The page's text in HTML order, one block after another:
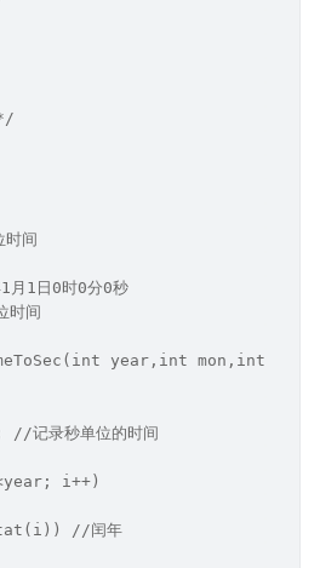
时间
月1日0时0分0秒
时间
year,int mon,int
记录秒单位的时间
i++)
//闰年